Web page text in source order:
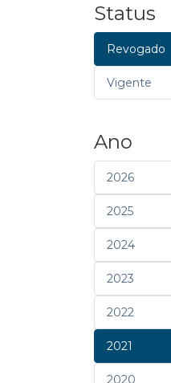
Status
Revogado
Vigente
Ano
2026
2025
2024
2023
2022
2021
2020